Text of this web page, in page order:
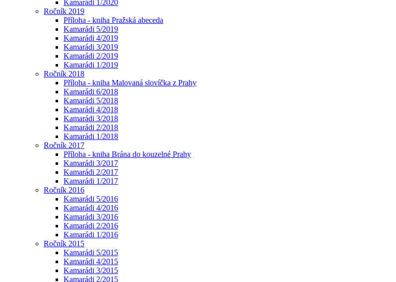
Kamarádi 1/2020
Ročník 2019
Příloha - kniha Pražská abeceda
Kamarádi 5/2019
Kamarádi 4/2019
Kamarádi 3/2019
Kamarádi 2/2019
Kamarádi 1/2019
Ročník 2018
Příloha - kniha Malovaná slovíčka z Prahy
Kamarádi 6/2018
Kamarádi 5/2018
Kamarádi 4/2018
Kamarádi 3/2018
Kamarádi 2/2018
Kamarádi 1/2018
Ročník 2017
Příloha - kniha Brána do kouzelné Prahy
Kamarádi 3/2017
Kamarádi 2/2017
Kamarádi 1/2017
Ročník 2016
Kamarádi 5/2016
Kamarádi 4/2016
Kamarádi 3/2016
Kamarádi 2/2016
Kamarádi 1/2016
Ročník 2015
Kamarádi 5/2015
Kamarádi 4/2015
Kamarádi 3/2015
Kamarádi 2/2015